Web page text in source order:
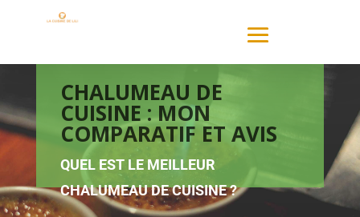
CHALUMEAU DE
CUISINE : MON
COMPARATIF ET AVIS
QUEL EST LE MEILLEUR
CHALUMEAU DE CUISINE ?